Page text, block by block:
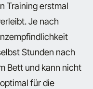
Training erstmal
Je nach
Stunden nach
Bett und kann nicht
für die